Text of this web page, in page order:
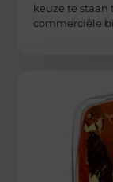
keuze te
commerciële